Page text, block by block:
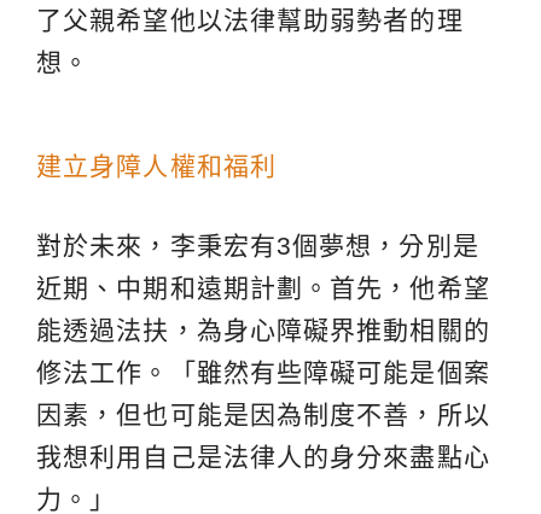
了父親希望他以法律幫助弱勢者的理
想。
建立身障人權和福利
對於未來，李秉宏有3個夢想，分別是
近期、中期和遠期計劃。首先，他希望
能透過法扶，為身心障礙界推動相關的
修法工作。「雖然有些障礙可能是個案
因素，但也可能是因為制度不善，所以
我想利用自己是法律人的身分來盡點心
力。」